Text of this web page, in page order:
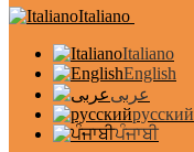
Italiano
Italiano
English
عربى
русский
ਪੰਜਾਬੀ